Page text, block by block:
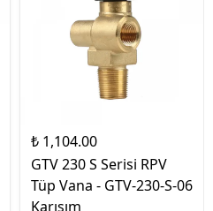
₺ 1,104.00
GTV 230 S Serisi RPV
Tüp Vana - GTV-230-S-06
Karışım